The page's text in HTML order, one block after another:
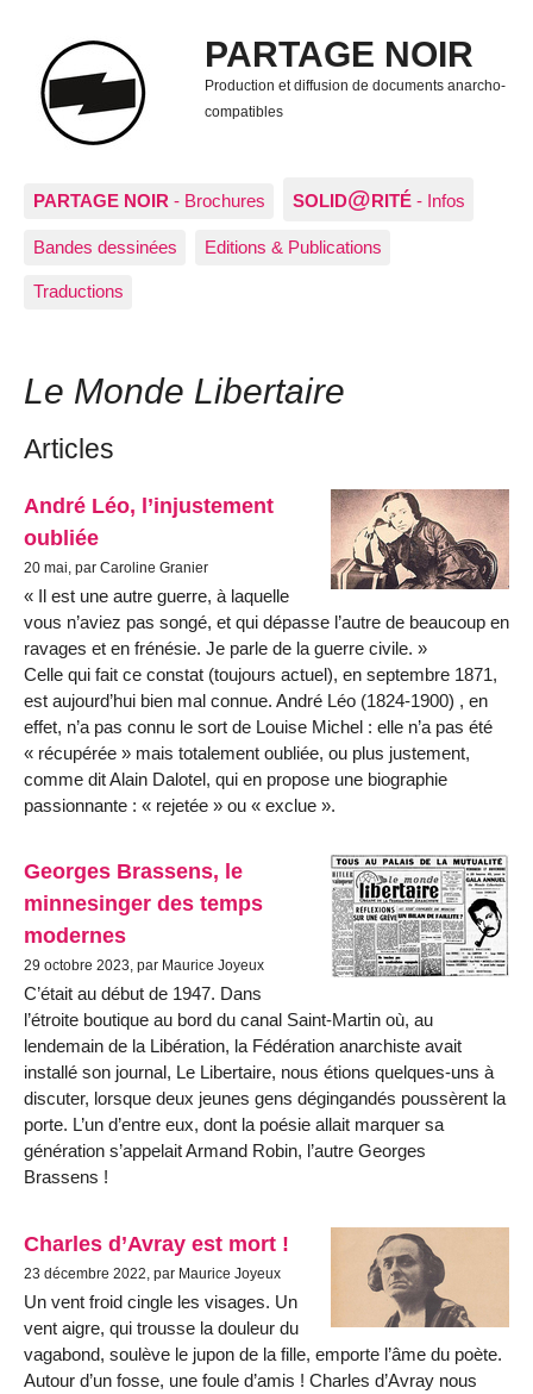
PARTAGE NOIR
Production et diffusion de documents anarcho-
compatibles
PARTAGE NOIR - Brochures SOLID@RITÉ - Infos
Bandes dessinées Editions & Publications
Traductions
Le Monde Libertaire
Articles
André Léo, l’injustement
oubliée
20 mai, par Caroline Granier
Il est une autre guerre, à laquelle
vous n’aviez pas songé, et qui dépasse l’autre de beaucoup en
ravages et en frénésie. Je parle de la guerre civile.
Celle qui fait ce constat (toujours actuel), en septembre 1871,
est aujourd’hui bien mal connue. André Léo (1824-1900) , en
effet, n’a pas connu le sort de Louise Michel : elle n’a pas été
« récupérée » mais totalement oubliée, ou plus justement,
comme dit Alain Dalotel, qui en propose une biographie
passionnante : « rejetée » ou « exclue ».
Georges Brassens, le
minnesinger des temps
modernes
29 octobre 2023, par Maurice Joyeux
C’était au début de 1947. Dans
l’étroite boutique au bord du canal Saint-Martin où, au
lendemain de la Libération, la Fédération anarchiste avait
installé son journal, Le Libertaire, nous étions quelques-uns à
discuter, lorsque deux jeunes gens dégingandés poussèrent la
porte. L’un d’entre eux, dont la poésie allait marquer sa
génération s’appelait Armand Robin, l’autre Georges
Brassens !
Charles d’Avray est mort !
23 décembre 2022, par Maurice Joyeux
Un vent froid cingle les visages. Un
vent aigre, qui trousse la douleur du
vagabond, soulève le jupon de la fille, emporte l’âme du poète.
Autour d’un fosse, une foule d’amis ! Charles d’Avray nous